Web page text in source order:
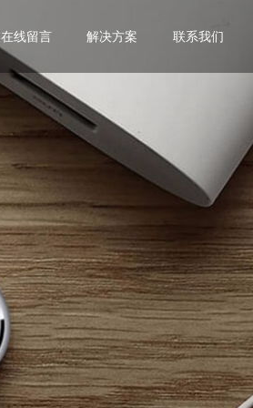
在线留言 解决方案 联系我们